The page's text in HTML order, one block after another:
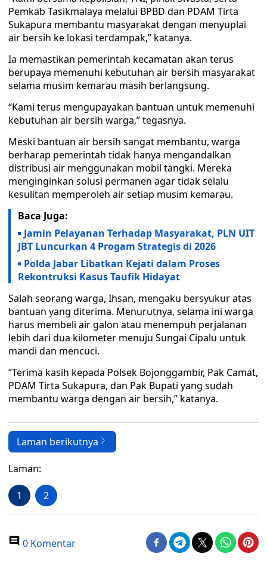
Pemkab Tasikmalaya melalui BPBD dan PDAM Tirta
Sukapura membantu masyarakat dengan menyuplai
air bersih ke lokasi terdampak,” katanya.
Ia memastikan pemerintah kecamatan akan terus
berupaya memenuhi kebutuhan air bersih masyarakat
selama musim kemarau masih berlangsung.
“Kami terus mengupayakan bantuan untuk memenuhi
kebutuhan air bersih warga,” tegasnya.
Meski bantuan air bersih sangat membantu, warga
berharap pemerintah tidak hanya mengandalkan
distribusi air menggunakan mobil tangki. Mereka
menginginkan solusi permanen agar tidak selalu
kesulitan memperoleh air setiap musim kemarau.
Baca Juga:
Jamin Pelayanan Terhadap Masyarakat, PLN UIT
JBT Luncurkan 4 Progam Strategis di 2026
Polda Jabar Libatkan Kejati dalam Proses
Rekontruksi Kasus Taufik Hidayat
Salah seorang warga, Ihsan, mengaku bersyukur atas
bantuan yang diterima. Menurutnya, selama ini warga
harus membeli air galon atau menempuh perjalanan
lebih dari dua kilometer menuju Sungai Cipalu untuk
mandi dan mencuci.
“Terima kasih kepada Polsek Bojonggambir, Pak Camat,
PDAM Tirta Sukapura, dan Pak Bupati yang sudah
membantu warga dengan air bersih,” katanya.
Laman berikutnya
Laman:
1 2
0 Komentar